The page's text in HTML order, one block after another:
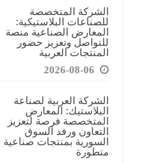
الشركة المتخصصة
للصناعات البلاستيكية:
المعارض الصناعية منصة
للتواصل وتعزيز حضور
المنتجات العربية
2026-08-06
الشركة العربية لصناعة
البلاستيك: المعارض
المتخصصة فرصة لتعزيز
التعاون ورفد السوق
السورية بمنتجات صناعية
متطورة